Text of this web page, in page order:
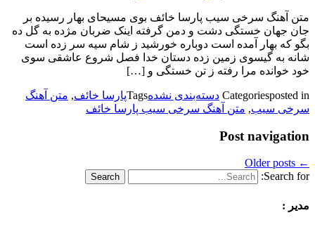
متن آهنگ سرخی سیب پارسا خائف بوی مسیحای بهار رسیده بر
جان جهان خستگی دشت و دمن گرفته اینک ضربان مژده به گل ده
بگو که بهار آمده است دوباره خورشید ز شام سیه سر زده است
شانه به گیسوی زمین زده دستان خدا فصل شروع عاشقی سوی
خود خوانده مرا رفته ز تن خستگی و […]
Categoriesposted in دسته‌بندی نشدهTagsپارسا خائف, متن آهنگ
سرخی سیب, متن آهنگ سرخی سیب پارسا خائف
Post navigation
←
Search for:
مدیر :